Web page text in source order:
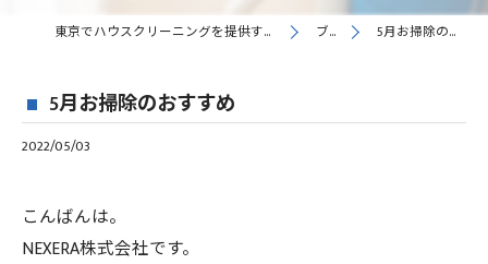
東京でハウスクリーニングを提供するNEXERA株式会社 ブログ 5月お掃除のおすすめ
5月お掃除のおすすめ
2022/05/03
こんばんは。
NEXERA株式会社です。